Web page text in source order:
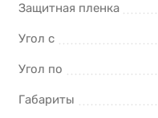
Защитная пленка
Угол с
Угол по
Габариты